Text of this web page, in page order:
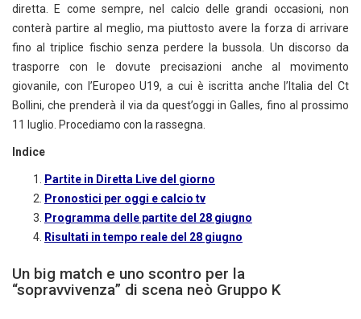
diretta. E come sempre, nel calcio delle grandi occasioni, non
conterà partire al meglio, ma piuttosto avere la forza di arrivare
fino al triplice fischio senza perdere la bussola. Un discorso da
trasporre con le dovute precisazioni anche al movimento
giovanile, con l’Europeo U19, a cui è iscritta anche l’Italia del Ct
Bollini, che prenderà il via da quest’oggi in Galles, fino al prossimo
11 luglio. Procediamo con la rassegna.
Indice
Partite in Diretta Live del giorno
Pronostici per oggi e calcio tv
Programma delle partite del 28 giugno
Risultati in tempo reale del 28 giugno
Un big match e uno scontro per la
“sopravvivenza” di scena neò Gruppo K